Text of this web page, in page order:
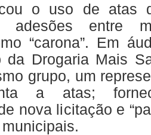
o uso de atas
adesões entre
“carona”. Em
da Drogaria Mais
grupo, um
a atas;
nova licitação e